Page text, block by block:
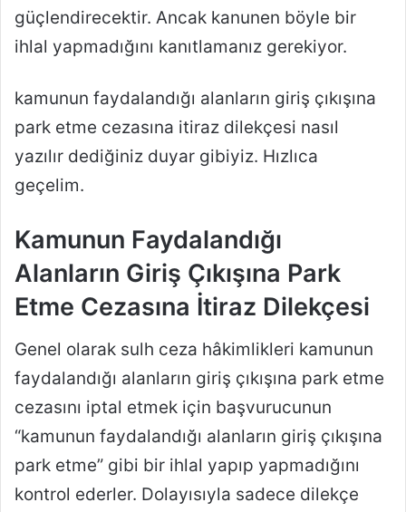
güçlendirecektir. Ancak kanunen böyle bir
ihlal yapmadığını kanıtlamanız gerekiyor.
kamunun faydalandığı alanların giriş çıkışına
park etme cezasına itiraz dilekçesi nasıl
yazılır dediğiniz duyar gibiyiz. Hızlıca
geçelim.
Kamunun Faydalandığı
Alanların Giriş Çıkışına Park
Etme Cezasına İtiraz Dilekçesi
Genel olarak sulh ceza hâkimlikleri kamunun
faydalandığı alanların giriş çıkışına park etme
cezasını iptal etmek için başvurucunun
“kamunun faydalandığı alanların giriş çıkışına
park etme” gibi bir ihlal yapıp yapmadığını
kontrol ederler. Dolayısıyla sadece dilekçe